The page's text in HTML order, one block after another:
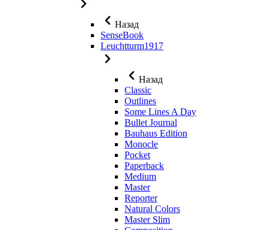
Назад
SenseBook
Leuchtturm1917
Назад
Classic
Outlines
Some Lines A Day
Bullet Journal
Bauhaus Edition
Monocle
Pocket
Paperback
Medium
Master
Reporter
Natural Colors
Master Slim